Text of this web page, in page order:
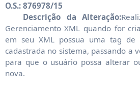
O.S.: 876978/15
Descrição da Alteração:
Gerenciamento XML quando for
em seu XML possua uma tag de
cadastrada no sistema, passando a
para que o usuário possa alterar
nova.